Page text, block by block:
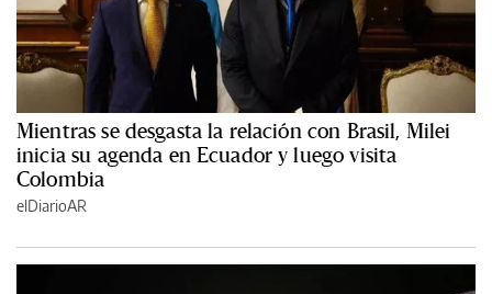
Mientras se desgasta la relación con Brasil, Milei
inicia su agenda en Ecuador y luego visita
Colombia
elDiarioAR